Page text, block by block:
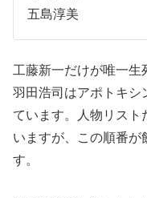
五島淳美
工藤新一だけが唯一生
羽田浩司はアポトキシ
ています。人物リスト
いますが、この順番が
す。